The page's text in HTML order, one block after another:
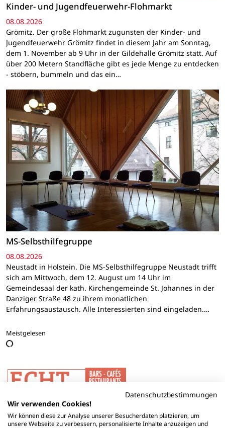
Kinder- und Jugendfeuerwehr-Flohmarkt
08.08.2026
Grömitz. Der große Flohmarkt zugunsten der Kinder- und
Jugendfeuerwehr Grömitz findet in diesem Jahr am Sonntag,
dem 1. November ab 9 Uhr in der Gildehalle Grömitz statt. Auf
über 200 Metern Standfläche gibt es jede Menge zu entdecken
- stöbern, bummeln und das ein…
MS-Selbsthilfegruppe
08.08.2026
Neustadt in Holstein. Die MS-Selbsthilfegruppe Neustadt trifft
sich am Mittwoch, dem 12. August um 14 Uhr im
Gemeindesaal der kath. Kirchengemeinde St. Johannes in der
Danziger Straße 48 zu ihrem monatlichen
Erfahrungsaustausch. Alle Interessierten sind eingeladen.…
Meistgelesen
Datenschutzbestimmungen
Wir verwenden Cookies!
Wir können diese zur Analyse unserer Besucherdaten platzieren, um
unsere Webseite zu verbessern, personalisierte Inhalte anzuzeigen und